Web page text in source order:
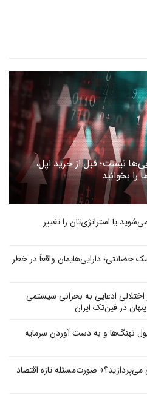
نیست؛ قبل از خرید اپل،
یا استراتژی‌تان را تغییر
حضانتی؛ دارایی‌هایمان واقعاً در خطر
ادعایی به بحرانی سیستمی
در فین‌تک ایران
نهنگ‌ها و به دست آوردن سرمایه
می‌پردازید؟» صورت‌مسئله تازه اقتصاد